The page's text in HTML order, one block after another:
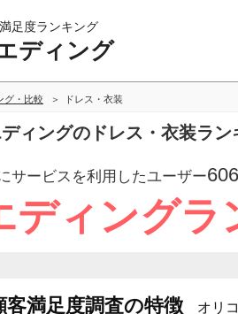
足度ランキング
ディング
グ・比較 ドレス・衣装
ディングのドレス・衣装ラ
サービスを利用したユーザー606
ディングラ
満足度調査の特徴 オリ